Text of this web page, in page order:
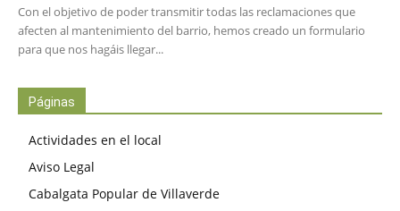
Con el objetivo de poder transmitir todas las reclamaciones que
afecten al mantenimiento del barrio, hemos creado un formulario
para que nos hagáis llegar...
Páginas
Actividades en el local
Aviso Legal
Cabalgata Popular de Villaverde